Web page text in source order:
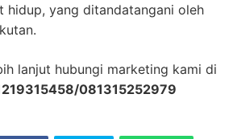
hidup, yang ditandatangani oleh
lanjut hubungi marketing kami di
081315252979